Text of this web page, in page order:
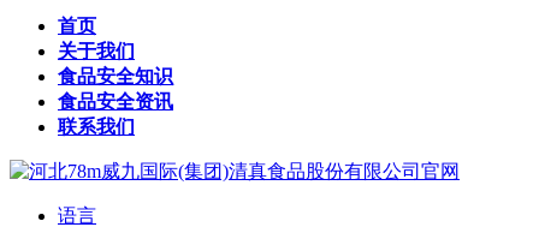
首页
关于我们
食品安全知识
食品安全资讯
联系我们
语言